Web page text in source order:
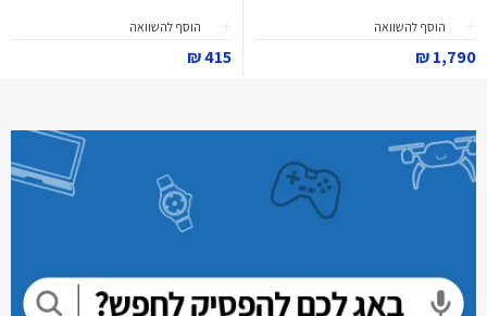
הוסף להשוואה
1,790 ₪
הוסף להשוואה
415 ₪